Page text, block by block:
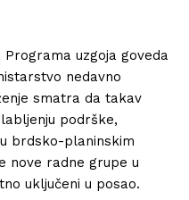
uzgoja goveda
nedavno
smatra da takav
podrške,
brdsko-planinskim
nove radne grupe u
uključeni u posao.